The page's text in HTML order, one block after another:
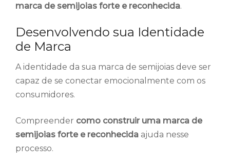
marca de semijoias forte e reconhecida.
Desenvolvendo sua Identidade
de Marca
A identidade da sua marca de semijoias deve ser
capaz de se conectar emocionalmente com os
consumidores.
Compreender como construir uma marca de
semijoias forte e reconhecida ajuda nesse
processo.